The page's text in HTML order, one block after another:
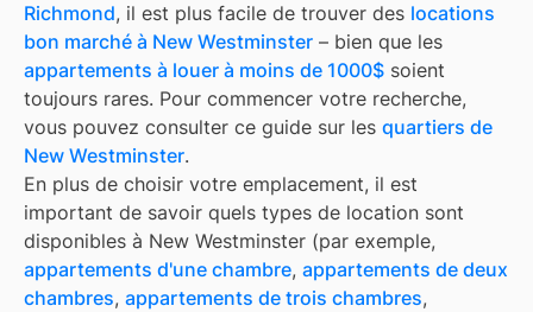
Richmond, il est plus facile de trouver des locations
bon marché à New Westminster – bien que les
appartements à louer à moins de 1000$ soient
toujours rares. Pour commencer votre recherche,
vous pouvez consulter ce guide sur les quartiers de
New Westminster.
En plus de choisir votre emplacement, il est
important de savoir quels types de location sont
disponibles à New Westminster (par exemple,
appartements d'une chambre, appartements de deux
chambres, appartements de trois chambres,